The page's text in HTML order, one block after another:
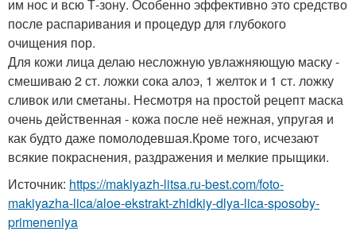
им нос и всю Т-зону. Особенно эффективно это средство
после распаривания и процедур для глубокого
очищения пор.
Для кожи лица делаю несложную увлажняющую маску -
смешиваю 2 ст. ложки сока алоэ, 1 желток и 1 ст. ложку
сливок или сметаны. Несмотря на простой рецепт маска
очень действенная - кожа после неё нежная, упругая и
как будто даже помолодевшая.Кроме того, исчезают
всякие покраснения, раздражения и мелкие прыщики.
Источник: https://makiyazh-litsa.ru-best.com/foto-
makiyazha-lica/aloe-ekstrakt-zhidkiy-dlya-lica-sposoby-
primeneniya